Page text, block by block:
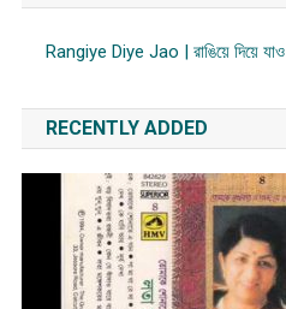
Rangiye Diye Jao | রাঙিয়ে দিয়ে যাও
RECENTLY ADDED